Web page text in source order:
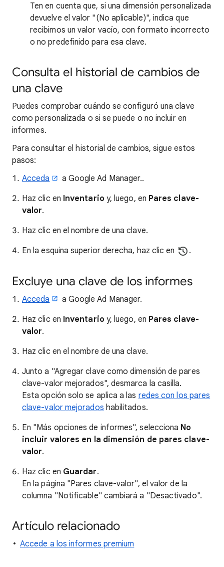
Ten en cuenta que, si una dimensión personalizada
devuelve el valor "(No aplicable)", indica que
recibimos un valor vacío, con formato incorrecto
o no predefinido para esa clave.
Consulta el historial de cambios de
una clave
Puedes comprobar cuándo se configuró una clave
como personalizada o si se puede o no incluir en
informes.
Para consultar el historial de cambios, sigue estos
pasos:
Acceda
a Google Ad Manager..
Haz clic en Inventario y, luego, en Pares clave-
valor.
Haz clic en el nombre de una clave.
En la esquina superior derecha, haz clic en
.
Excluye una clave de los informes
Acceda
a Google Ad Manager.
Haz clic en Inventario y, luego, en Pares clave-
valor.
Haz clic en el nombre de una clave.
Junto a "Agregar clave como dimensión de pares
clave-valor mejorados", desmarca la casilla.
Esta opción solo se aplica a las redes con los pares
clave-valor mejorados habilitados.
En "Más opciones de informes", selecciona No
incluir valores en la dimensión de pares clave-
valor.
Haz clic en Guardar.
En la página "Pares clave-valor", el valor de la
columna "Notificable" cambiará a "Desactivado".
Artículo relacionado
Accede a los informes premium